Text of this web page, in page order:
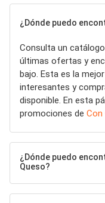
¿Dónde puedo
Consulta un
últimas ofertas y
bajo. Esta es la
interesantes y
disponible. En esta
promociones de Con
¿Dónde puedo
Queso?